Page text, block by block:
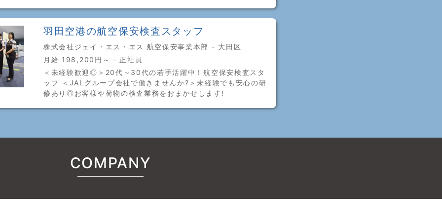
羽田空港の航空保安検査スタッフ
株式会社ジェイ・エス・エス 航空保安事業本部 - 大田区
月給 198,200円～ - 正社員
＜未経験歓迎◎＞20代～30代の若手活躍中！航空保安検査スタ
ッフ ＜JALグループ会社で働きませんか?＞未経験でも安心の研
修あり◎お客様や荷物の検査業務をおまかせします!
COMPANY